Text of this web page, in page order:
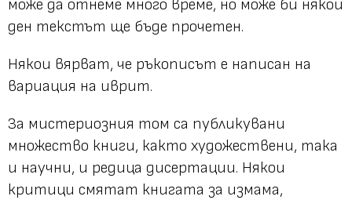
може да отнеме много време, но може би някой
ден текстът ще бъде прочетен.
Някои вярват, че ръкописът е написан на
вариация на иврит.
За мистериозния том са публикувани
множество книги, както художествени, така
и научни, и редица дисертации. Някои
критици смятат книгата за измама,